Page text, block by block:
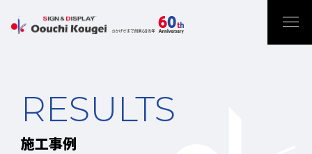
RESULTS
施工事例